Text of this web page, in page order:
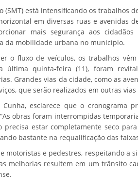
está intensificando os trabalhos
em diversas ruas e avenidas
mais segurança aos cidadãos
da mobilidade urbana no município.
o fluxo de veículos, os trabalhos
última quinta-feira (11), foram
Grandes vias da cidade, como as
que serão realizados em outras
esclarece que o cronograma
obras foram interrompidas
estar completamente seco
bastante na requalificação das
motoristas e pedestres, respeitando a
melhorias resultem em um trânsito